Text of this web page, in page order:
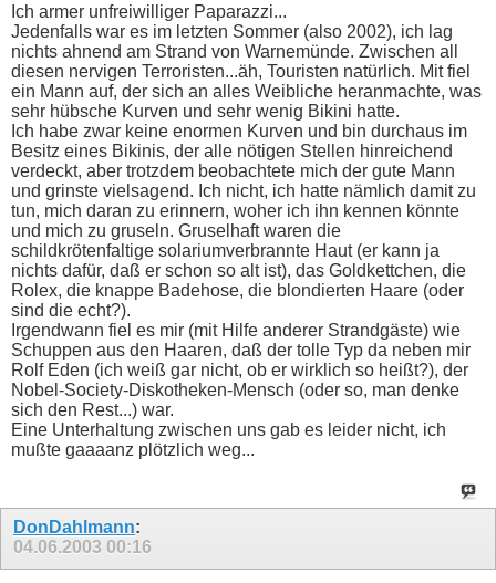
Ich armer unfreiwilliger Paparazzi...
Jedenfalls war es im letzten Sommer (also 2002), ich lag
nichts ahnend am Strand von Warnemünde. Zwischen all
diesen nervigen Terroristen...äh, Touristen natürlich. Mit fiel
ein Mann auf, der sich an alles Weibliche heranmachte, was
sehr hübsche Kurven und sehr wenig Bikini hatte.
Ich habe zwar keine enormen Kurven und bin durchaus im
Besitz eines Bikinis, der alle nötigen Stellen hinreichend
verdeckt, aber trotzdem beobachtete mich der gute Mann
und grinste vielsagend. Ich nicht, ich hatte nämlich damit zu
tun, mich daran zu erinnern, woher ich ihn kennen könnte
und mich zu gruseln. Gruselhaft waren die
schildkrötenfaltige solariumverbrannte Haut (er kann ja
nichts dafür, daß er schon so alt ist), das Goldkettchen, die
Rolex, die knappe Badehose, die blondierten Haare (oder
sind die echt?).
Irgendwann fiel es mir (mit Hilfe anderer Strandgäste) wie
Schuppen aus den Haaren, daß der tolle Typ da neben mir
Rolf Eden (ich weiß gar nicht, ob er wirklich so heißt?), der
Nobel-Society-Diskotheken-Mensch (oder so, man denke
sich den Rest...) war.
Eine Unterhaltung zwischen uns gab es leider nicht, ich
mußte gaaaanz plötzlich weg...
DonDahlmann:
04.06.2003 00:16